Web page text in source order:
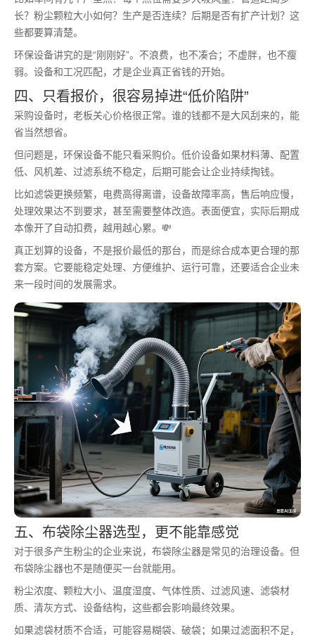
长？粉尘颗粒大小如何？生产是否连续？后期是否有扩产计划？这
些都要算清楚。
环保设备讲究的是“刚刚好”。不浪费，也不凑合；不虚胖，也不瘦
弱。设备和工况匹配，才是企业真正省钱的开始。
四、只看报价，很容易掉进“低价陷阱”
采购设备时，老板关心价格很正常。谁的钱都不是大风刮来的，能
省当然想省。
但问题是，环保设备不能只看采购价。低价设备如果材料薄、配置
低、风机差、过滤系统不稳定，后期可能会让企业持续掏钱。
比如滤袋更换频繁，电费高得离谱，设备故障率高，售后响应慢，
处理效果达不到要求，甚至需要整体改造。表面便宜，实际后期成
本像开了自动扣费，越用越心累。💸
真正划算的设备，不是报价最低的那台，而是综合成本更合理的那
套方案。它要能稳定处理、方便维护、运行可靠，还要适合企业未
来一段时间的发展需求。
五、布袋除尘器选型，更不能靠感觉
对于很多产生粉尘的企业来说，布袋除尘器是常见的治理设备。但
布袋除尘器也不是随便买一台就能用。
粉尘浓度、颗粒大小、温度湿度、气体性质、过滤风速、滤袋材
质、清灰方式、设备结构，这些都会影响最终效果。
如果滤袋材质不合适，可能容易糊袋、破袋；如果过滤面积不足，